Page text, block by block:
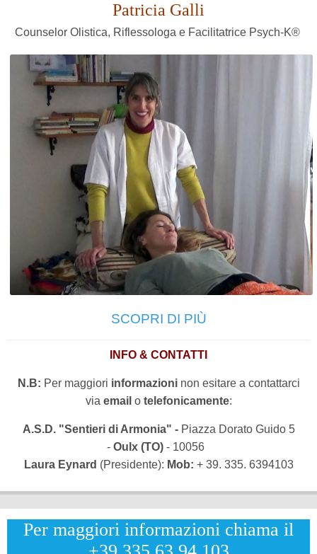
Patricia Galli
Counselor Olistica, Riflessologa e Facilitatrice Psych-K®
SCOPRI DI PIÙ
INFO & CONTATTI
N.B: Per maggiori informazioninon esitare a contattarci
via email o telefonicamente:
A.S.D. "Sentieri di Armonia" - Piazza Dorato Guido 5
- Oulx (TO) - 10056
Laura Eynard (Presidente): Mob: + 39. 335. 6394103
Per maggiori informazioni chiama il